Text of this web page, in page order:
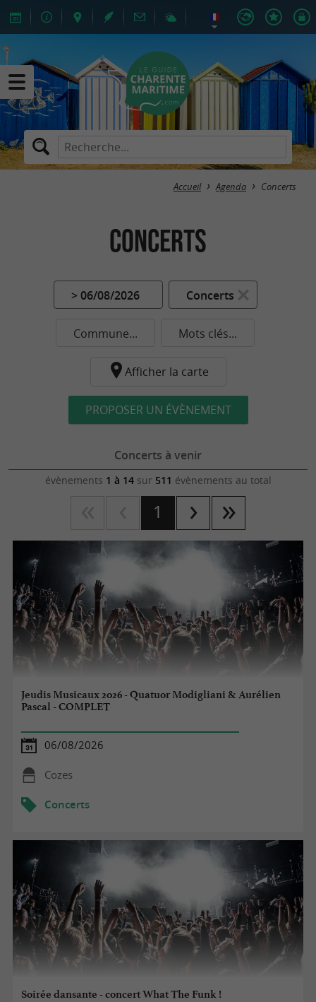
Accueil Agenda Concerts
Concerts
> 06/08/2026 Concerts
Commune... Mots clés...
Afficher la carte
PROPOSER UN ÉVÈNEMENT
Concerts à venir
évènements 1 à 14sur 511 évènements au total
1
Jeudis Musicaux 2026 - Quatuor Modigliani & Aurélien
Pascal - COMPLET
06/08/2026
Cozes
Concerts
Soirée dansante - concert What The Funk !